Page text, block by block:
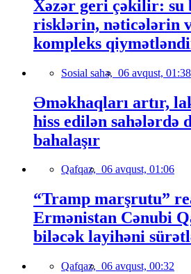
Xəzər geri çəkilir: su
risklərin, nəticələrin
kompleks
Sosial sahə, 06 avqust, 01:38
Əməkhaqları artır,
hiss edilən sahələrdə
bahalaşır
Qafqaz, 06 avqust, 01:06
“Tramp marşrutu”
Ermənistan Cənubi
biləcək layihəni
Qafqaz, 06 avqust, 00:32